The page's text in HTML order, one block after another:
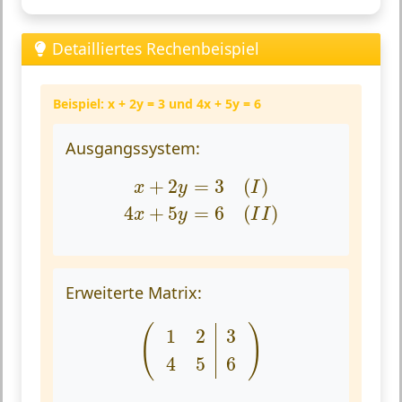
Detailliertes Rechenbeispiel
Beispiel: x + 2y = 3 und 4x + 5y = 6
Ausgangssystem:
x + 2y = 3 (I)
4x + 5y = 6 (II)
y =3 x 5y=6
Erweiterte Matrix:
( 1 2
3
4
5 6 )
5